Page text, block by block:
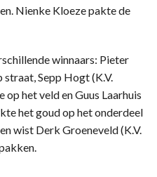
Nienke Kloeze pakte de
winnaars: Pieter
straat, Sepp Hogt (K.V.
het veld en Guus Laarhuis
het goud op het onderdeel
wist Derk Groeneveld (K.V.